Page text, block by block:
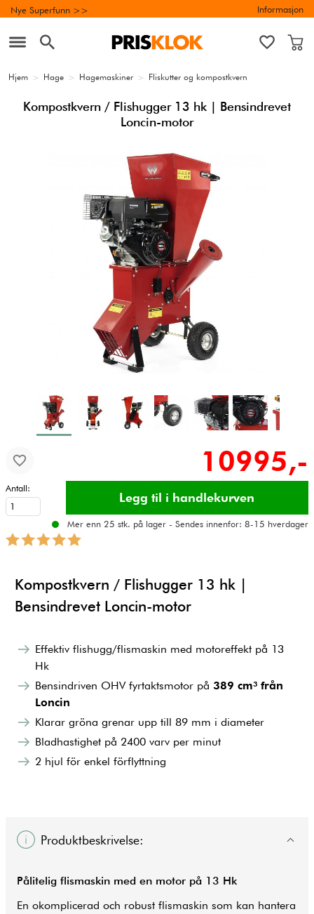
Nye Superfunn >> Informasjon
Hjem > Hage > Hagemaskiner > Fliskutter og kompostkvern
Kompostkvern / Flishugger 13 hk | Bensindrevet
Loncin-motor
10995,-
Antall:
Mer enn 25 stk. på lager - Sendes innenfor: 8-15 hverdager
Kompostkvern / Flishugger 13 hk |
Bensindrevet Loncin-motor
Effektiv flishugg/flismaskin med motoreffekt på 13
Hk
Bensindriven OHV fyrtaktsmotor på 389 cm³ från
Loncin
Klarar gröna grenar upp till 89 mm i diameter
Bladhastighet på 2400 varv per minut
2 hjul för enkel förflyttning
Produktbeskrivelse:
Pålitelig flismaskin med en motor på 13 Hk
En okomplicerad och robust flismaskin som kan hantera